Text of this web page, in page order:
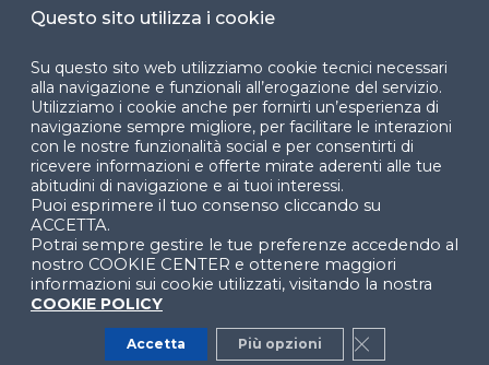
Cookie Center
Facebook LinkedIn
YouTube X
Questo sito utilizza i cookie
Su questo sito web utilizziamo cookie tecnici necessari
alla navigazione e funzionali all’erogazione del servizio.
Utilizziamo i cookie anche per fornirti un’esperienza di
navigazione sempre migliore, per facilitare le interazioni
con le nostre funzionalità social e per consentirti di
ricevere informazioni e offerte mirate aderenti alle tue
abitudini di navigazione e ai tuoi interessi.
Puoi esprimere il tuo consenso cliccando su
ACCETTA.
Potrai sempre gestire le tue preferenze accedendo al
nostro COOKIE CENTER e ottenere maggiori
informazioni sui cookie utilizzati, visitando la nostra
COOKIE POLICY
Accetta Più opzioni Close GDPR